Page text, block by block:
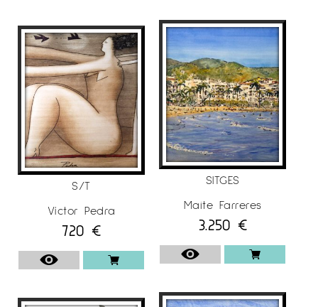
S/T
Víctor Pedra
720 €
SITGES
Maite Farreres
3.250 €